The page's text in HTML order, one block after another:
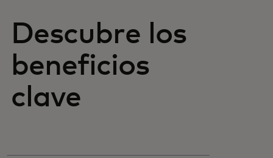
Descubre los
beneficios
clave